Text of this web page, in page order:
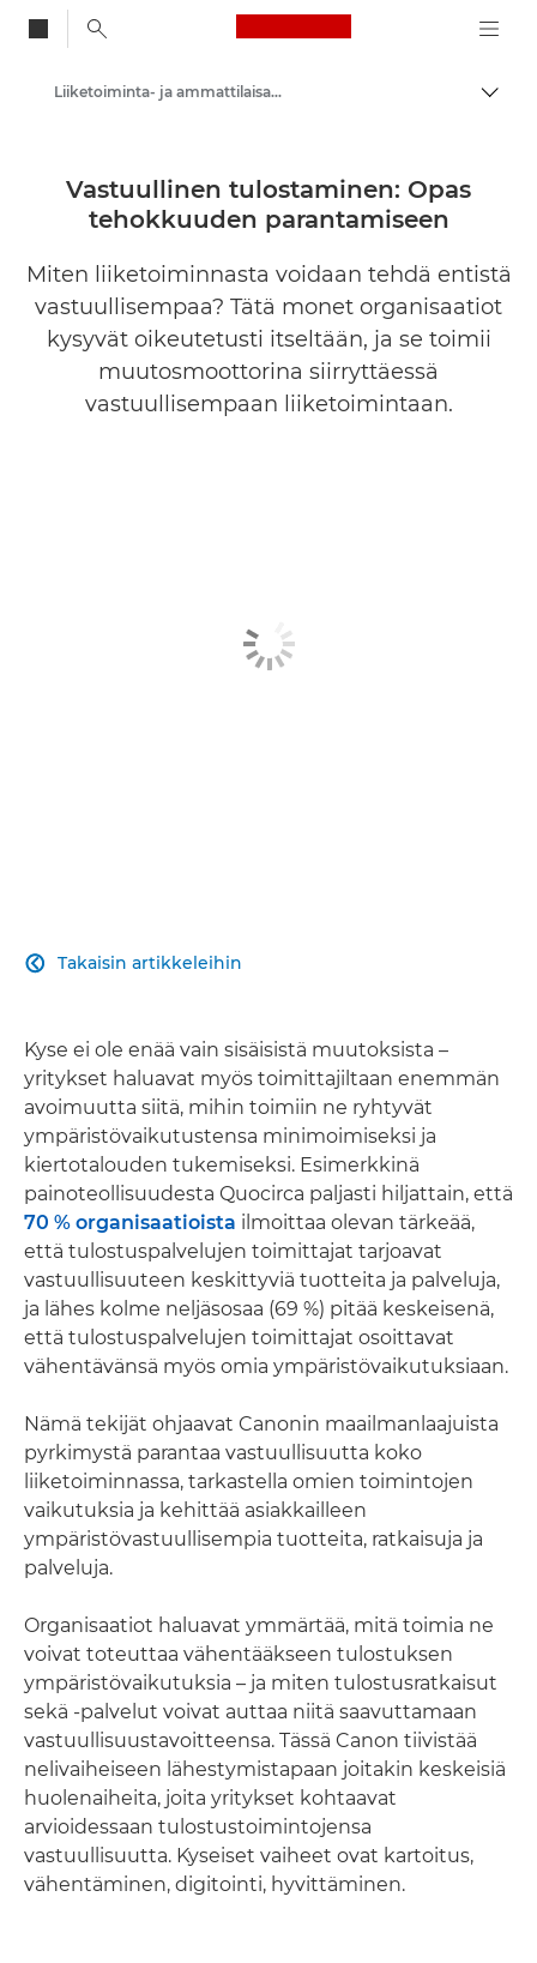
Canon Logo, back
Ratkaisut ja palvelut
Ajankohtaista
Liiketoiminta- ja ammattilaisartikkelit
Vastuullinen tulostaminen: Opas
tehokkuuden parantamiseen
Miten liiketoiminnasta voidaan tehdä entistä
vastuullisempaa? Tätä monet organisaatiot
kysyvät oikeutetusti itseltään, ja se toimii
muutosmoottorina siirryttäessä
vastuullisempaan liiketoimintaan.
Takaisin artikkeleihin

Kyse ei ole enää vain sisäisistä muutoksista –
yritykset haluavat myös toimittajiltaan enemmän
avoimuutta siitä, mihin toimiin ne ryhtyvät
ympäristövaikutustensa minimoimiseksi ja
kiertotalouden tukemiseksi. Esimerkkinä
painoteollisuudesta Quocirca paljasti hiljattain, että
70 % organisaatioista ilmoittaa olevan tärkeää,
että tulostuspalvelujen toimittajat tarjoavat
vastuullisuuteen keskittyviä tuotteita ja palveluja,
ja lähes kolme neljäsosaa (69 %) pitää keskeisenä,
että tulostuspalvelujen toimittajat osoittavat
vähentävänsä myös omia ympäristövaikutuksiaan.
Nämä tekijät ohjaavat Canonin maailmanlaajuista
pyrkimystä parantaa vastuullisuutta koko
liiketoiminnassa, tarkastella omien toimintojen
vaikutuksia ja kehittää asiakkailleen
ympäristövastuullisempia tuotteita, ratkaisuja ja
palveluja.
Organisaatiot haluavat ymmärtää, mitä toimia ne
voivat toteuttaa vähentääkseen tulostuksen
ympäristövaikutuksia – ja miten tulostusratkaisut
sekä -palvelut voivat auttaa niitä saavuttamaan
vastuullisuustavoitteensa. Tässä Canon tiivistää
nelivaiheiseen lähestymistapaan joitakin keskeisiä
huolenaiheita, joita yritykset kohtaavat
arvioidessaan tulostustoimintojensa
vastuullisuutta. Kyseiset vaiheet ovat kartoitus,
vähentäminen, digitointi, hyvittäminen.